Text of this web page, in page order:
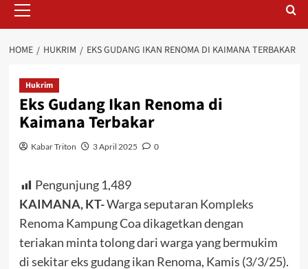
Menu
HOME HUKRIM EKS GUDANG IKAN RENOMA DI KAIMANA TERBAKAR
Hukrim
Eks Gudang Ikan Renoma di
Kaimana Terbakar
Kabar Triton 3 April 2025 0
Pengunjung 1,489
KAIMANA, KT-Warga seputaran Kompleks
Renoma Kampung Coa dikagetkan dengan
teriakan minta tolong dari warga yang bermukim
di sekitar eks gudang ikan Renoma, Kamis (3/3/25).